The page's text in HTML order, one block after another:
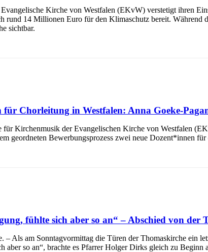
Kirche von Westfalen (EKvW) verstetigt ihren
rund 14 Millionen Euro für den Klimaschutz bereit.
sichtbar.
für Chorleitung in Westfalen: Anna Goeke-
Kirchenmusik der Evangelischen Kirche von Westfalen
geordneten Bewerbungsprozess zwei neue Dozent*innen
fühlte sich aber so an“ – Abschied von der
– Als am Sonntagvormittag die Türen der Thomaskirche ein
aber so an“, brachte es Pfarrer Holger Dirks gleich zu